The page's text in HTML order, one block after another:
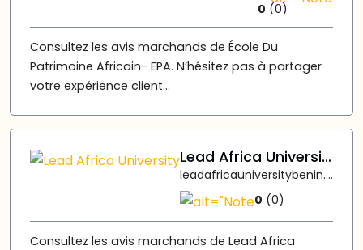
0 (0)
Consultez les avis marchands de École Du
Patrimoine Africain- EPA. N’hésitez pas à partager
votre expérience client...
Lead Africa University
leadafricauniversitybenin.online
0 (0)
Consultez les avis marchands de Lead Africa